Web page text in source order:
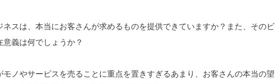
ネスは、本当にお客さんが求めるものを提供できていますか？また、そのビ
意義は何でしょうか？
モノやサービスを売ることに重点を置きすぎるあまり、お客さんの本当の望